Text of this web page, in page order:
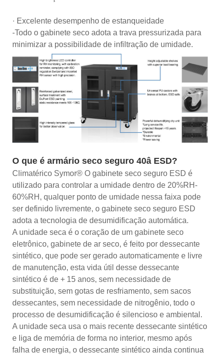
· Excelente desempenho de estanqueidade
-Todo o gabinete seco adota a trava pressurizada para
minimizar a possibilidade de infiltração de umidade.
O que é armário seco seguro 40â ESD?
Climatérico Symor® O gabinete seco seguro ESD é
utilizado para controlar a umidade dentro de 20%RH-
60%RH, qualquer ponto de umidade nessa faixa pode
ser definido livremente, o gabinete seco seguro ESD
adota a tecnologia de desumidificação automática.
A unidade seca é o coração de um gabinete seco
eletrônico, gabinete de ar seco, é feito por dessecante
sintético, que pode ser gerado automaticamente e livre
de manutenção, esta vida útil desse dessecante
sintético é de + 15 anos, sem necessidade de
substituição, sem gotas de resfriamento, sem sacos
dessecantes, sem necessidade de nitrogênio, todo o
processo de desumidificação é silencioso e ambiental.
A unidade seca usa o mais recente dessecante sintético
e liga de memória de forma no interior, mesmo após
falha de energia, o dessecante sintético ainda continua